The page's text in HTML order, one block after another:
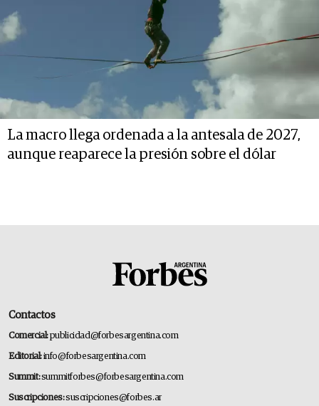
La macro llega ordenada a la antesala de 2027,
aunque reaparece la presión sobre el dólar
Contactos
Comercial:publicidad@forbesargentina.com
Editorial:info@forbesargentina.com
Summit:summitforbes@forbesargentina.com
Suscripciones:suscripciones@forbes.ar